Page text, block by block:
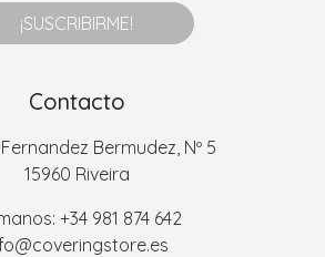
¡SUSCRIBIRME!
Contacto
Bermudez, Nº 5
15960 Riveira
+34 981 874 642